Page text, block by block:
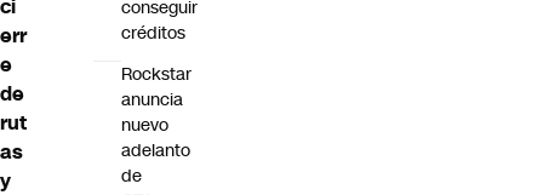
ci
err
e
de
rut
as
y
conseguir
créditos
Rockstar
anuncia
nuevo
adelanto
de